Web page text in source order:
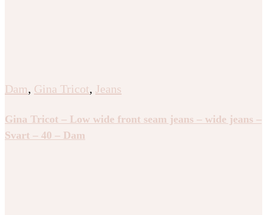
Dam, Gina Tricot, Jeans
Gina Tricot – Low wide front seam jeans – wide jeans –
Svart – 40 – Dam